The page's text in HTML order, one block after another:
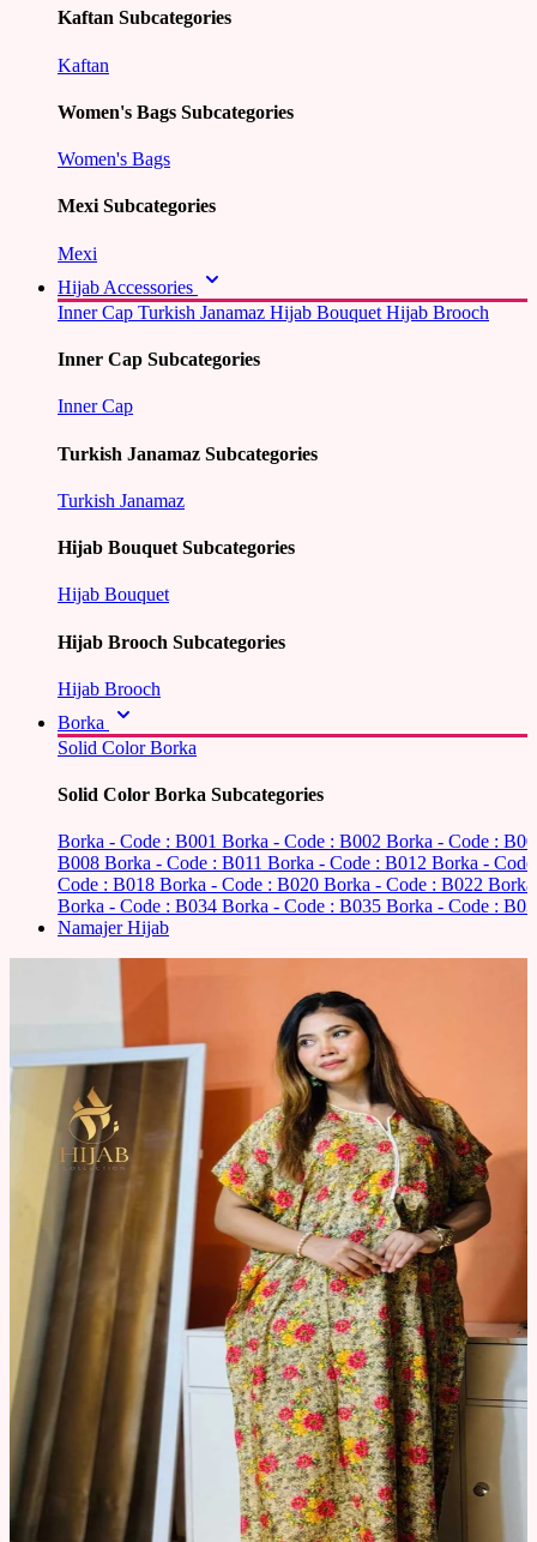
Kaftan Subcategories
Kaftan
Women's Bags Subcategories
Women's Bags
Mexi Subcategories
Mexi
Hijab Accessories
Inner Cap Turkish Janamaz Hijab Bouquet Hijab Brooch
Inner Cap Subcategories
Inner Cap
Turkish Janamaz Subcategories
Turkish Janamaz
Hijab Bouquet Subcategories
Hijab Bouquet
Hijab Brooch Subcategories
Hijab Brooch
Borka
Solid Color Borka
Solid Color Borka Subcategories
Borka - Code : B001 Borka - Code : B002 Borka - Code :
B008 Borka - Code : B011 Borka - Code : B012 Borka -
Code : B018 Borka - Code : B020 Borka - Code : B022
Borka - Code : B034 Borka - Code : B035 Borka - Code :
Namajer Hijab